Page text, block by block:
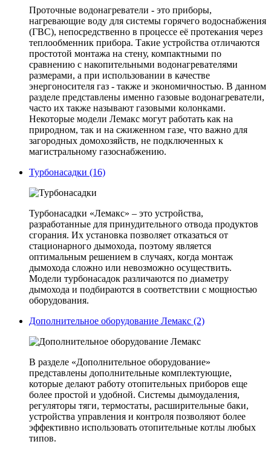
Проточные водонагреватели - это приборы,
нагревающие воду для системы горячего водоснабжения
(ГВС), непосредственно в процессе её протекания через
теплообменник прибора. Такие устройства отличаются
простотой монтажа на стену, компактными по
сравнению с накопительными водонагревателями
размерами, а при использовании в качестве
энергоносителя газ - также и экономичностью. В данном
разделе представлены именно газовые водонагреватели,
часто их также называют газовыми колонками.
Некоторые модели Лемакс могут работать как на
природном, так и на сжиженном газе, что важно для
загородных домохозяйств, не подключенных к
магистральному газоснабжению.
Турбонасадки (16)
Турбонасадки «Лемакс» – это устройства,
разработанные для принудительного отвода продуктов
сгорания. Их установка позволяет отказаться от
стационарного дымохода, поэтому является
оптимальным решением в случаях, когда монтаж
дымохода сложно или невозможно осуществить.
Модели турбонасадок различаются по диаметру
дымохода и подбираются в соответствии с мощностью
оборудования.
Дополнительное оборудование Лемакс (2)
В разделе «Дополнительное оборудование»
представлены дополнительные комплектующие,
которые делают работу отопительных приборов еще
более простой и удобной. Системы дымоудаления,
регуляторы тяги, термостаты, расширительные баки,
устройства управления и контроля позволяют более
эффективно использовать отопительные котлы любых
типов.